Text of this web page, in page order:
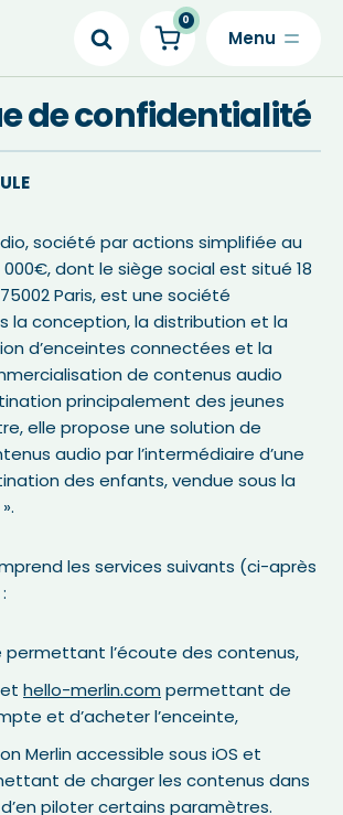
0
de confidentialité
société par actions simplifiée au
dont le siège social est situé 18
Paris, est une société
la conception, la distribution et la
d’enceintes connectées et la
de contenus audio
principalement des jeunes
elle propose une solution de
audio par l’intermédiaire d’une
des enfants, vendue sous la
les services suivants (ci-après
permettant l’écoute des contenus,
hello-merlin.com permettant de
et d’acheter l’enceinte,
Merlin accessible sous iOS et
de charger les contenus dans
piloter certains paramètres.